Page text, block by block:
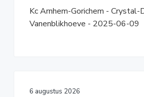
Kc Arnhem-Gorichem - Crystal-
Vanenblikhoeve - 2025-06-09
6 augustus 2026